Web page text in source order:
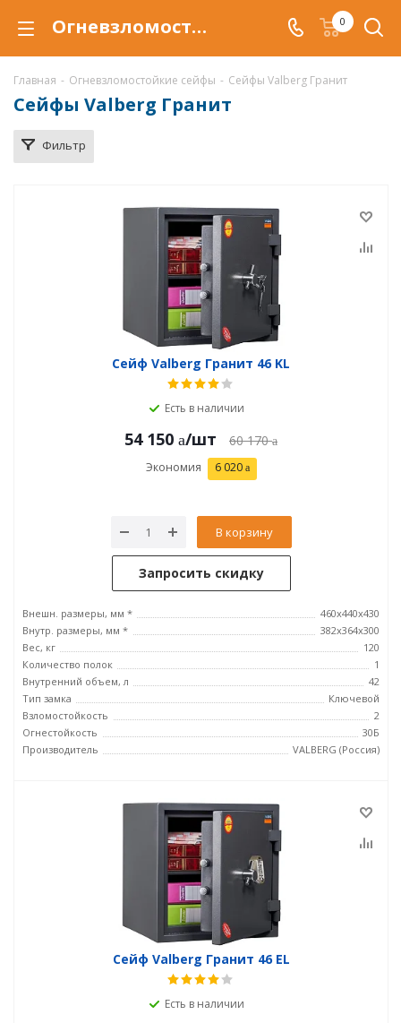
Огневзломостойкий сейф Valberg Гранит New купить в Тюмени, сейфы Valberg Гранит New с защитой от взлома и от огня по низкой цене c доставкой 0
Главная - Огневзломостойкие сейфы - Сейфы Valberg Гранит
Сейфы Valberg Гранит
Фильтр
Сейф Valberg Гранит 46 KL
Есть в наличии
54 150 /шт 60 170
Экономия 6 020
В корзину
Запросить скидку
Внешн. размеры, мм *
460x440x430
Внутр. размеры, мм *
382x364x300
Вес, кг
120
Количество полок
1
Внутренний объем, л
42
Тип замка
Ключевой
Взломостойкость
2
Огнестойкость
30Б
Производитель
VALBERG (Россия)
Сейф Valberg Гранит 46 EL
Есть в наличии